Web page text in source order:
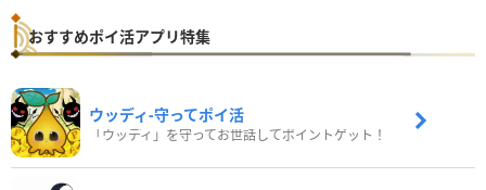
おすすめポイ活アプリ特集
ウッディ‐守ってポイ活
「ウッディ」を守ってお世話してポイントゲット！